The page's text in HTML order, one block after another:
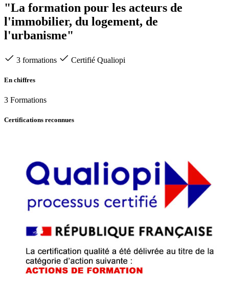
"La formation pour les acteurs de
l'immobilier, du logement, de
l'urbanisme"
3 formations Certifié Qualiopi
En chiffres
3 Formations
Certifications reconnues